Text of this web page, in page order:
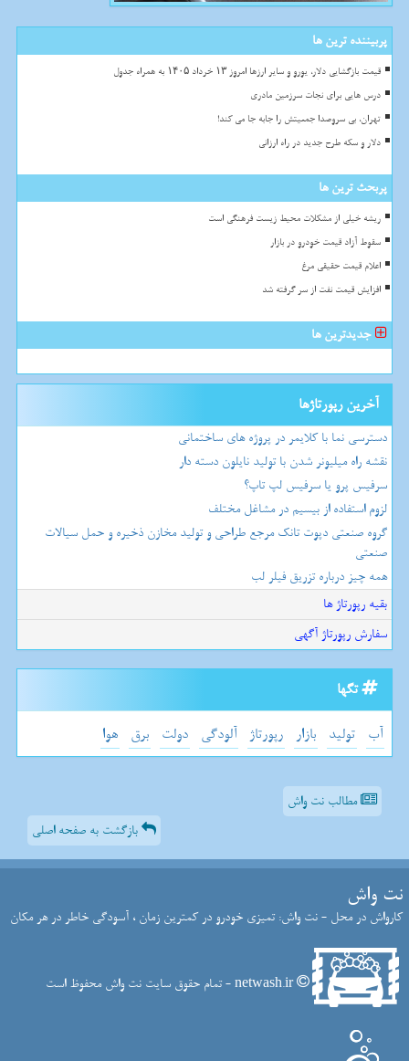
پربیننده ترین ها
قیمت بازگشایی دلار، یورو و سایر ارزها امروز ۱۳ خرداد ۱۴۰۵ به همراه جدول
درس هایی برای نجات سرزمین مادری
تهران، بی سروصدا جمعیتش را جابه جا می کند!
دلار و سکه طرح جدید در راه ارزانی
پربحث ترین ها
ریشه خیلی از مشکلات محیط زیست فرهنگی است
سقوط آزاد قیمت خودرو در بازار
اعلام قیمت حقیقی مرغ
افزایش قیمت نفت از سر گرفته شد
جدیدترین ها
آخرین رپورتاژها
دسترسی نما با کلایمر در پروژه های ساختمانی
نقشه راه میلیونر شدن با تولید نایلون دسته دار
سرفیس پرو یا سرفیس لپ تاپ؟
لزوم استفاده از بیسیم در مشاغل مختلف
گروه صنعتی دپوت تانک مرجع طراحی و تولید مخازن ذخیره و حمل سیالات
صنعتی
همه چیز درباره تزریق فیلر لب
بقیه رپورتاژ ها
سفارش رپورتاژ آگهی
تگها
آب تولید بازار رپورتاژ آلودگی دولت برق هوا
مطالب نت واش
بازگشت به صفحه اصلی
نت واش
کارواش در محل - نت واش: تمیزی خودرو در کمترین زمان ، آسودگی خاطر در هر مکان
netwash.ir - تمام حقوق سایت نت واش محفوظ است